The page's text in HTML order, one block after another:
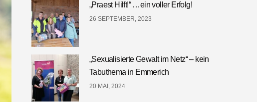
„Praest Hilft!“ …ein voller Erfolg!
26 SEPTEMBER, 2023
„Sexualisierte Gewalt im Netz“ – kein
Tabuthema in Emmerich
20 MAI, 2024